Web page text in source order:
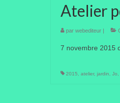
Atelier
par webediteur |
7 novembre
2015 atelier, jardin Jo